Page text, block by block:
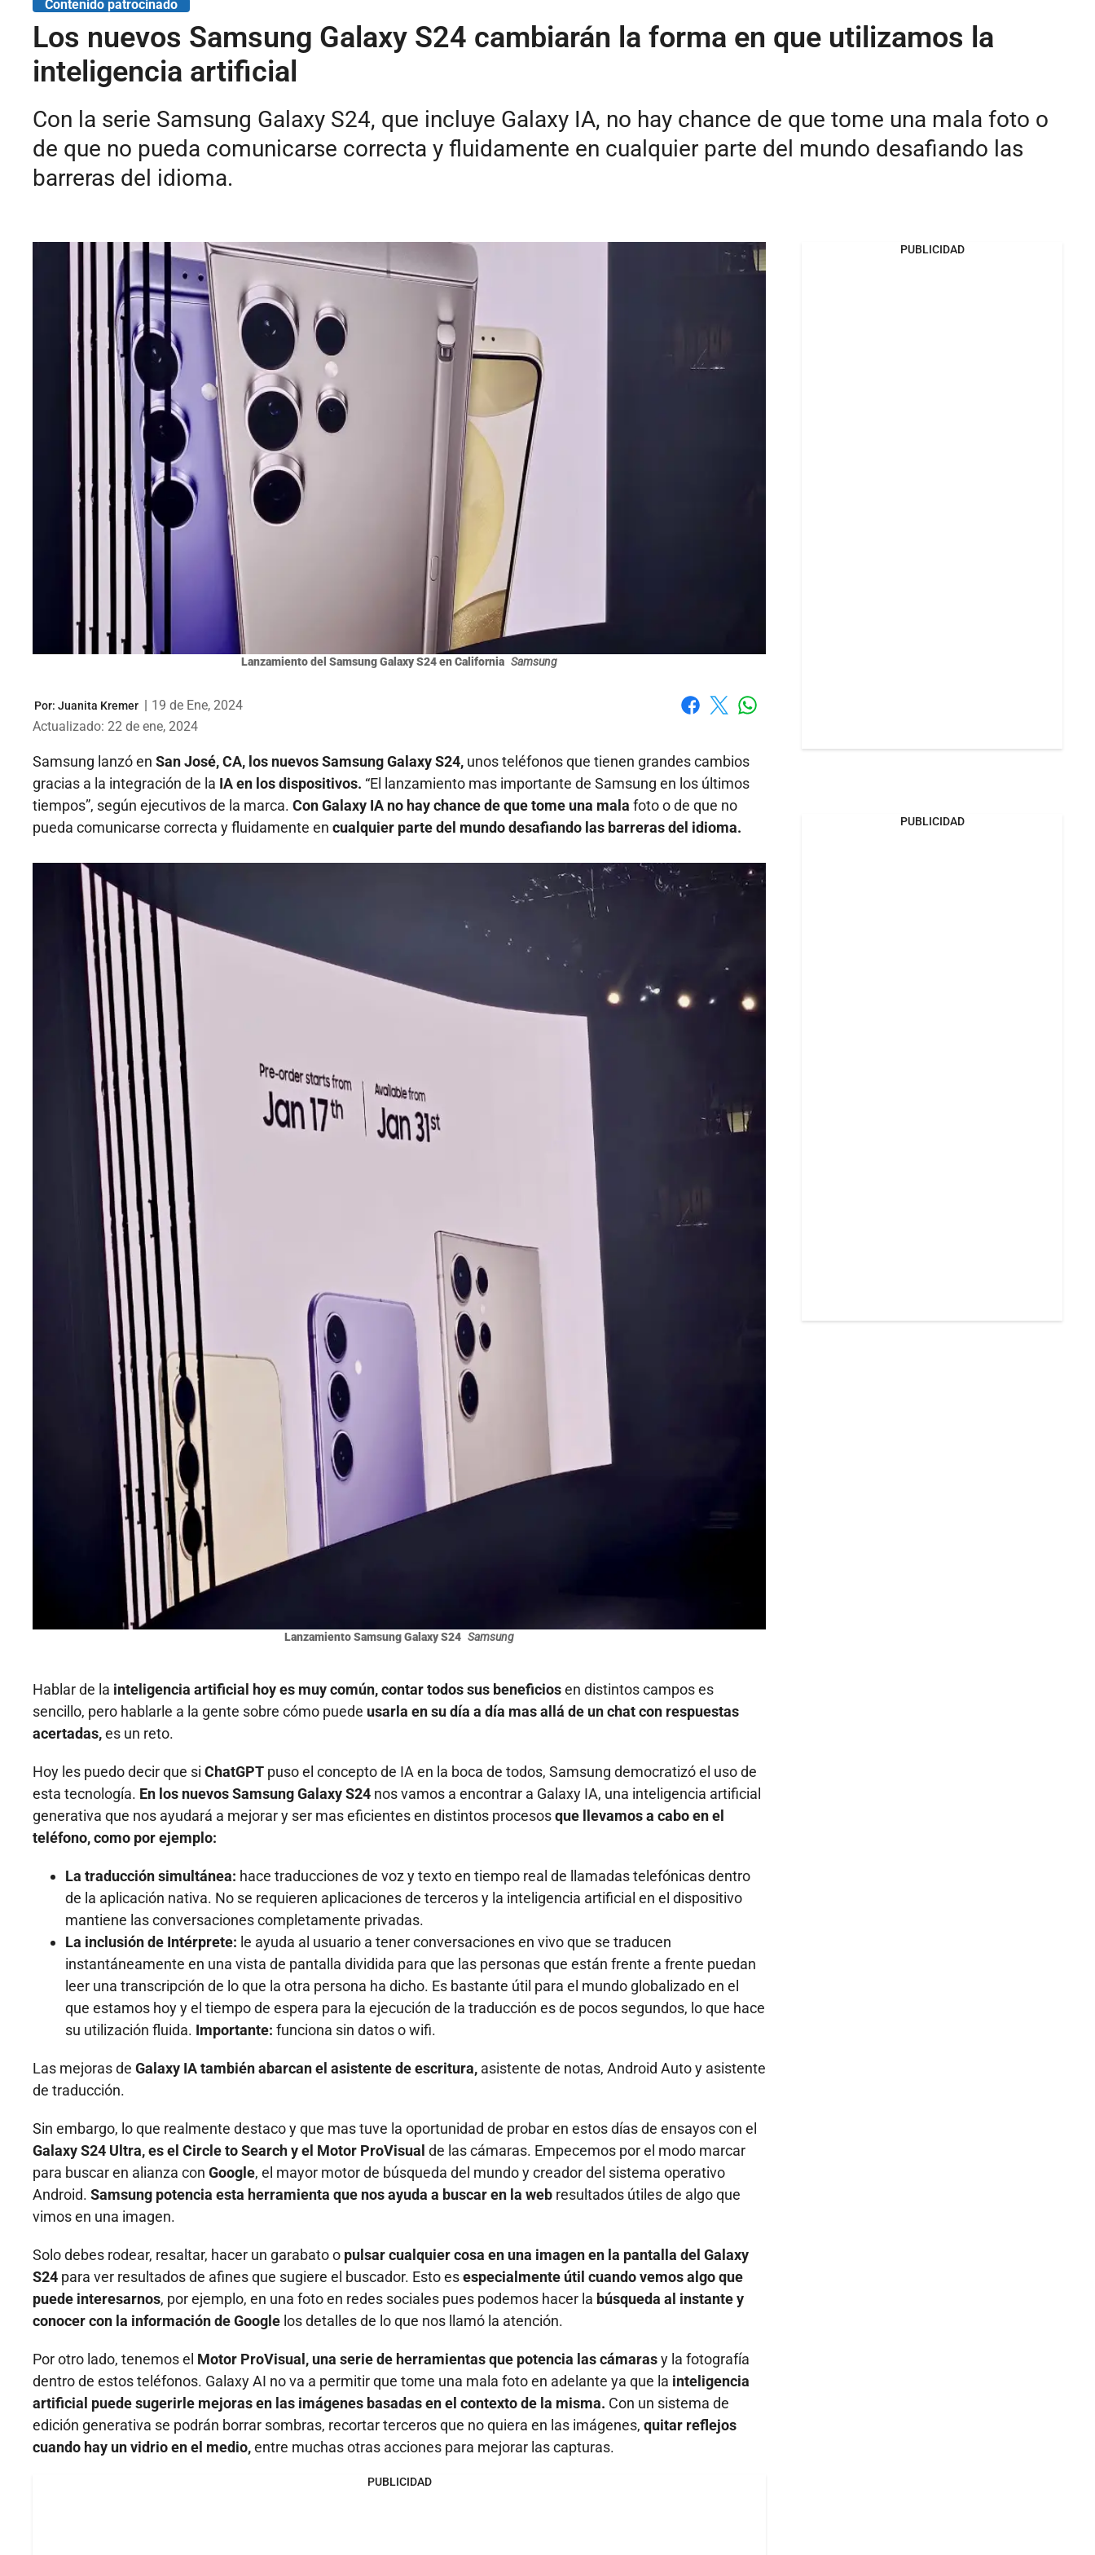
Contenido patrocinado
Los nuevos Samsung Galaxy S24 cambiarán la forma en que utilizamos la
inteligencia artificial
Con la serie Samsung Galaxy S24, que incluye Galaxy IA, no hay chance de que tome una mala foto o
de que no pueda comunicarse correcta y fluidamente en cualquier parte del mundo desafiando las
barreras del idioma.
Lanzamiento del Samsung Galaxy S24 en California Samsung
Por: Juanita Kremer | 19 de Ene, 2024
Actualizado: 22 de ene, 2024
Samsung lanzó en San José, CA, los nuevos Samsung Galaxy S24, unos teléfonos que tienen grandes cambios
gracias a la integración de la IA en los dispositivos. “El lanzamiento mas importante de Samsung en los últimos
tiempos”, según ejecutivos de la marca. Con Galaxy IA no hay chance de que tome una mala foto o de que no
pueda comunicarse correcta y fluidamente en cualquier parte del mundo desafiando las barreras del idioma.
Lanzamiento Samsung Galaxy S24 Samsung
Hablar de la inteligencia artificial hoy es muy común, contar todos sus beneficiosen distintos campos es
sencillo, pero hablarle a la gente sobre cómo puede usarla en su día a día mas allá de un chat con respuestas
acertadas,es un reto.
Hoy les puedo decir que si ChatGPT puso el concepto de IA en la boca de todos, Samsung democratizó el uso de
esta tecnología. En los nuevos Samsung Galaxy S24 nos vamos a encontrar a Galaxy IA, una inteligencia artificial
generativa que nos ayudará a mejorar y ser mas eficientes en distintos procesosque llevamos a cabo en el
teléfono, como por ejemplo:
La traducción simultánea: hace traducciones de voz y texto en tiempo real de llamadas telefónicas dentro
de la aplicación nativa. No se requieren aplicaciones de terceros y la inteligencia artificial en el dispositivo
mantiene las conversaciones completamente privadas.
La inclusión de Intérprete: le ayuda al usuario a tener conversaciones en vivo que se traducen
instantáneamente en una vista de pantalla dividida para que las personas que están frente a frente puedan
leer una transcripción de lo que la otra persona ha dicho. Es bastante útil para el mundo globalizado en el
que estamos hoy y el tiempo de espera para la ejecución de la traducción es de pocos segundos, lo que hace
su utilización fluida. Importante: funciona sin datos o wifi.
Las mejoras de Galaxy IA también abarcan el asistente de escritura, asistente de notas, Android Auto y asistente
de traducción.
Sin embargo, lo que realmente destaco y que mas tuve la oportunidad de probar en estos días de ensayos con el
Galaxy S24 Ultra, es el Circle to Search y el Motor ProVisual de las cámaras. Empecemos por el modo marcar
para buscar en alianza con Google, el mayor motor de búsqueda del mundo y creador del sistema operativo
Android. Samsung potencia esta herramienta que nos ayuda a buscar en la web resultados útiles de algo que
vimos en una imagen.
Solo debes rodear, resaltar, hacer un garabato o pulsar cualquier cosa en una imagen en la pantalla del Galaxy
S24 para ver resultados de afines que sugiere el buscador. Esto esespecialmente útil cuando vemos algo que
puede interesarnos, por ejemplo, en una foto en redes sociales pues podemos hacer la búsqueda al instante y
conocer con la información de Google los detalles de lo que nos llamó la atención.
Por otro lado, tenemos el Motor ProVisual, una serie de herramientas que potencia las cámarasy la fotografía
dentro de estos teléfonos. Galaxy AI no va a permitir que tome una mala foto en adelante ya que la inteligencia
artificial puede sugerirle mejoras en las imágenes basadas en el contexto de la misma. Con un sistema de
edición generativa se podrán borrar sombras, recortar terceros que no quiera en las imágenes, quitar reflejos
cuando hay un vidrio en el medio,entre muchas otras acciones para mejorar las capturas.
PUBLICIDAD
PUBLICIDAD
PUBLICIDAD